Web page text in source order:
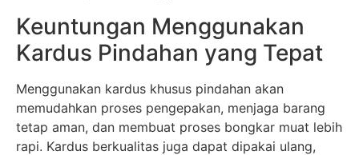
Keuntungan Menggunakan
Kardus Pindahan yang Tepat
Menggunakan kardus khusus pindahan akan
memudahkan proses pengepakan, menjaga barang
tetap aman, dan membuat proses bongkar muat lebih
rapi. Kardus berkualitas juga dapat dipakai ulang,